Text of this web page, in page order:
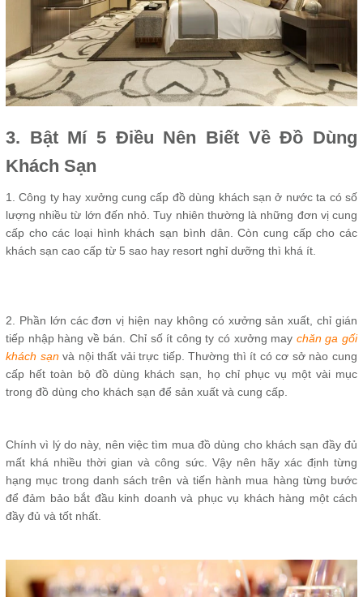
3. Bật Mí 5 Điều Nên Biết Về Đồ Dùng
Khách Sạn
1. Công ty hay xưởng cung cấp đồ dùng khách sạn ở nước ta có số
lượng nhiều từ lớn đến nhỏ. Tuy nhiên thường là những đơn vị cung
cấp cho các loại hình khách sạn bình dân. Còn cung cấp cho các
khách sạn cao cấp từ 5 sao hay resort nghỉ dưỡng thì khá ít.
2. Phần lớn các đơn vị hiện nay không có xưởng sản xuất, chỉ gián
tiếp nhập hàng về bán. Chỉ số ít công ty có xưởng may chăn ga gối
khách sạnvà nội thất vải trực tiếp. Thường thì ít có cơ sở nào cung
cấp hết toàn bộ đồ dùng khách sạn, họ chỉ phục vụ một vài mục
trong đồ dùng cho khách sạn để sản xuất và cung cấp.
Chính vì lý do này, nên việc tìm mua đồ dùng cho khách sạn đầy đủ
mất khá nhiều thời gian và công sức. Vậy nên hãy xác định từng
hạng mục trong danh sách trên và tiến hành mua hàng từng bước
để đảm bảo bắt đầu kinh doanh và phục vụ khách hàng một cách
đầy đủ và tốt nhất.